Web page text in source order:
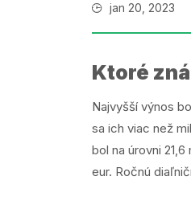
jan 20, 2023
Ktoré
Najvyšší výnos
sa ich viac než
bol na úrovni
eur. Ročnú